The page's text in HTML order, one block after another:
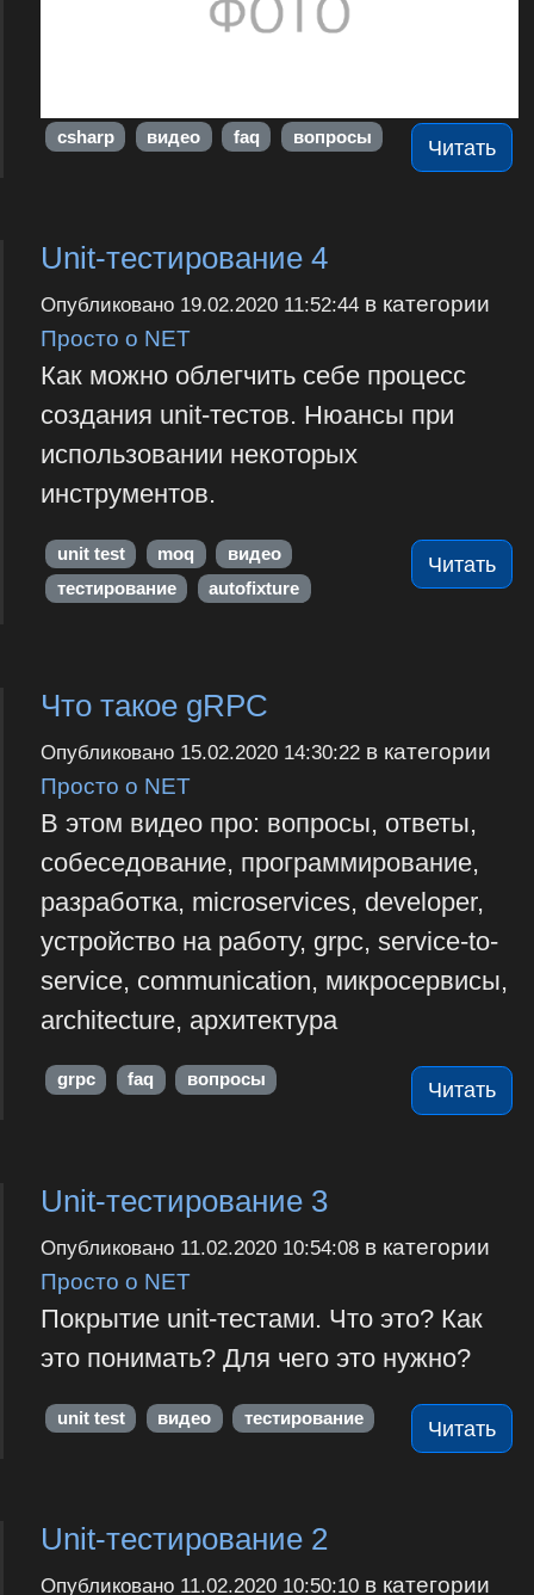
Читать
csharp видео faq вопросы
Unit-тестирование 4
Опубликовано 19.02.2020 11:52:44в категории
Просто о NET
Как можно облегчить себе процесс
создания unit-тестов. Нюансы при
использовании некоторых
инструментов.
Читать
unit test moq
видео
тестирование
autofixture
Что такое gRPC
Опубликовано 15.02.2020 14:30:22в категории
Просто о NET
В этом видео про: вопросы, ответы,
собеседование, программирование,
разработка, microservices, developer,
устройство на работу, grpc, service-to-
service, communication, микросервисы,
architecture, архитектура
Читать
grpc faq вопросы
Unit-тестирование 3
Опубликовано 11.02.2020 10:54:08в категории
Просто о NET
Покрытие unit-тестами. Что это? Как
это понимать? Для чего это нужно?
Читать
unit test видео тестирование
Unit-тестирование 2
Опубликовано 11.02.2020 10:50:10в категории